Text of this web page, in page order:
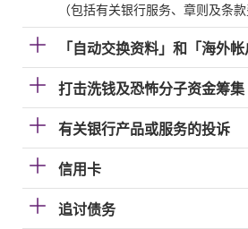
（包括有关银行服务、章则及条
「自动交换资料」和「海外帐
打击洗钱及恐怖分子资金筹集
有关银行产品或服务的投诉
信用卡
追讨债务